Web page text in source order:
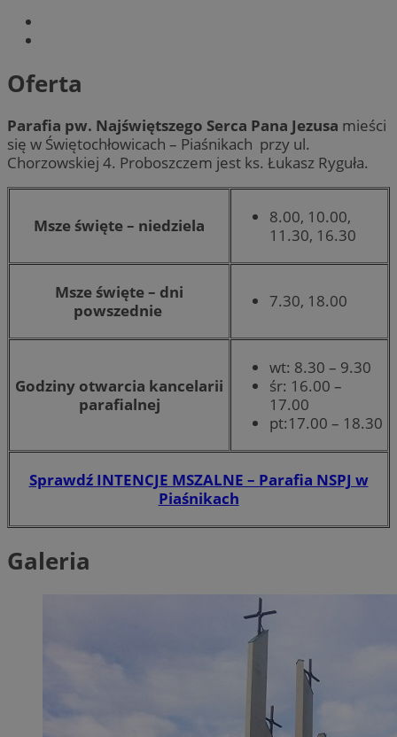
Oferta
Parafia pw. Najświętszego Serca Pana Jezusa mieści
się w Świętochłowicach – Piaśnikach przy ul.
Chorzowskiej 4. Proboszczem jest ks. Łukasz Ryguła.
Msze święte – niedziela
8.00, 10.00,
11.30, 16.30
Msze święte – dni
powszednie
7.30, 18.00
Godziny otwarcia kancelarii
parafialnej
wt: 8.30 – 9.30
śr: 16.00 –
17.00
pt:17.00 – 18.30
Sprawdź INTENCJE MSZALNE – Parafia NSPJ w
Piaśnikach
Galeria